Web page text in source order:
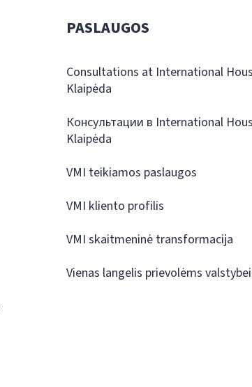
PASLAUGOS
Consultations at International
Klaipėda
Консультации в International
Klaipėda
VMI teikiamos paslaugos
VMI kliento profilis
VMI skaitmeninė transformacija
Vienas langelis prievolėms